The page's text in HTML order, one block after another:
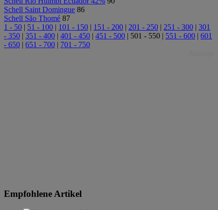
Schell Saint Domingue 86
Schell São Thomé 87
1 - 50 | 51 - 100 | 101 - 150 | 151 - 200 | 201 - 250 | 251 - 300 | 301
- 350 | 351 - 400 | 401 - 450 | 451 - 500 | 501 - 550 | 551 - 600 | 601
- 650 | 651 - 700 | 701 - 750
Empfohlene Artikel